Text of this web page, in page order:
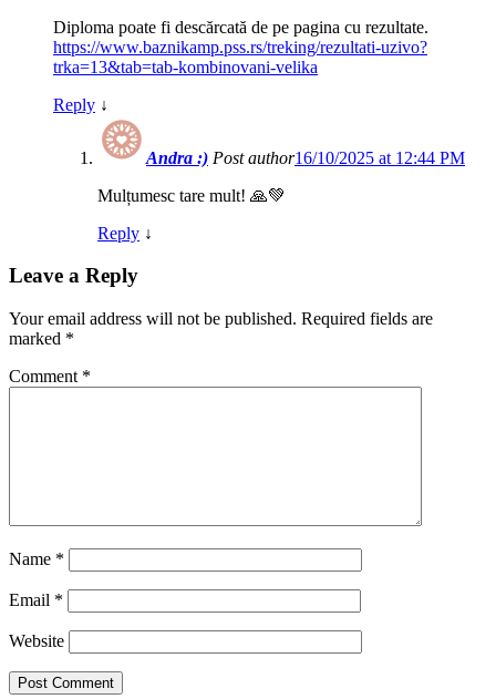
Diploma poate fi descărcată de pe pagina cu rezultate.
https://www.baznikamp.pss.rs/treking/rezultati-uzivo?
trka=13&tab=tab-kombinovani-velika
Reply ↓
Andra :) Post author16/10/2025 at 12:44 PM
Mulțumesc tare mult! 🙏💚
Reply ↓
Leave a Reply
Your email address will not be published. Required fields are
marked *
Comment *
Name *
Email *
Website